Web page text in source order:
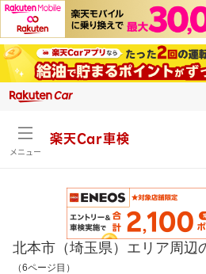
メニュー
楽天Car車検
北本市（埼玉県）エリア周辺
（6ページ目）